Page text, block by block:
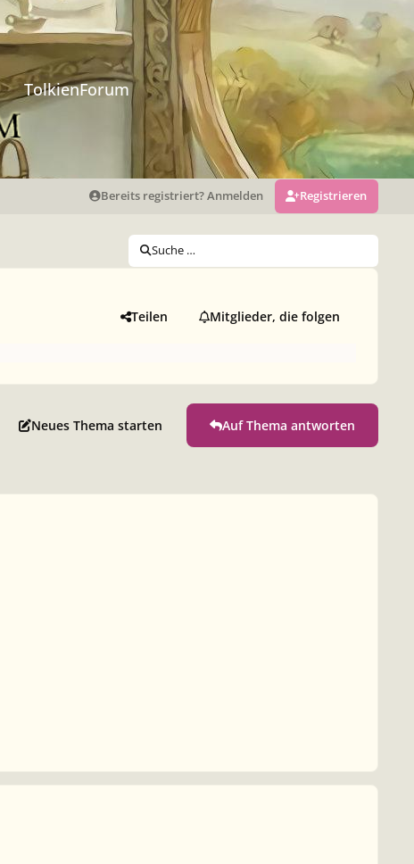
TolkienForum
Bereits registriert? Anmelden Registrieren
Suche …
Teilen Mitglieder, die folgen
Neues Thema starten Auf Thema antworten